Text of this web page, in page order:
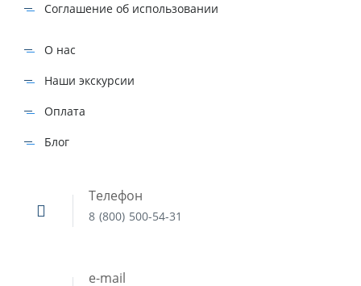
Соглашение об использовании
О нас
Наши экскурсии
Оплата
Блог
Телефон
8 (800) 500-54-31
e-mail